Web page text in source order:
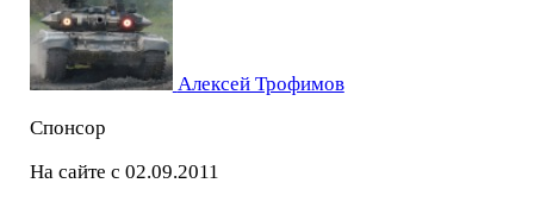
Алексей Трофимов
Спонсор
На сайте с 02.09.2011